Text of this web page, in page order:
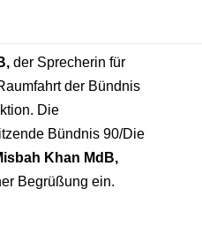
der Sprecherin für
der Bündnis
Die
Bündnis 90/Die
Khan MdB,
Begrüßung ein.